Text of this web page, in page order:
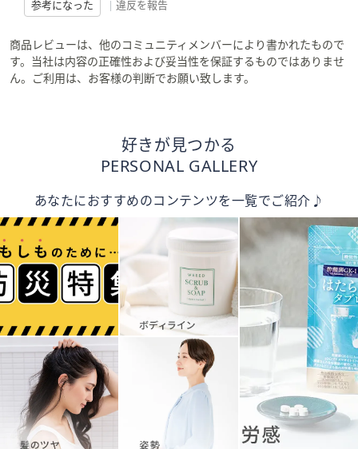
参考になった
| 違反を報告
商品レビューは、他のコミュニティメンバーにより書かれたもので
す。当社は内容の正確性および妥当性を保証するものではありませ
ん。ご利用は、お客様の判断でお願い致します。
好きが見つかる
PERSONAL GALLERY
あなたにおすすめのコンテンツを一覧でご紹介♪